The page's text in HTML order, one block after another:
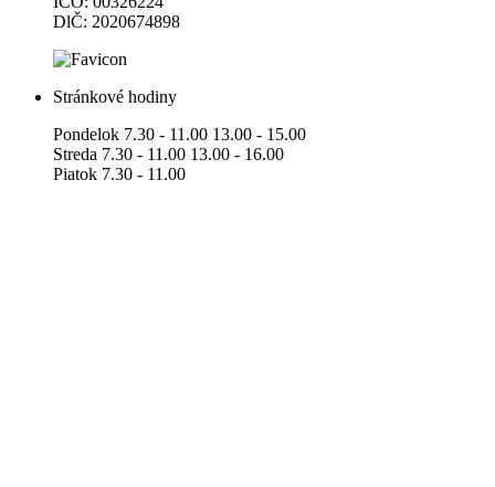
DlČ: 2020674898
Stránkové hodiny
Pondelok 7.30 - 11.00 13.00 - 15.00
Streda 7.30 - 11.00 13.00 - 16.00
Piatok 7.30 - 11.00